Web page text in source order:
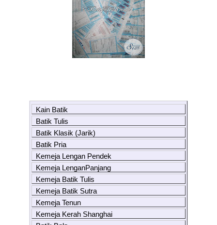
Kain Batik
Batik Tulis
Batik Klasik (Jarik)
Batik Pria
Kemeja Lengan Pendek
Kemeja LenganPanjang
Kemeja Batik Tulis
Kemeja Batik Sutra
Kemeja Tenun
Kemeja Kerah Shanghai